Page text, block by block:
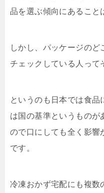
品を選ぶ傾向にあること
しかし、パッケージの
チェックしている人って
というのも日本では食品
は国の基準というものが
ので口にしても全く影響
です。
冷凍おかず宅配にも複数